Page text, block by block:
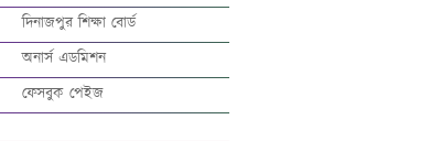
দিনাজপুর শিক্ষা বোর্ড
অনার্স এডমিশন
ফেসবুক পেইজ